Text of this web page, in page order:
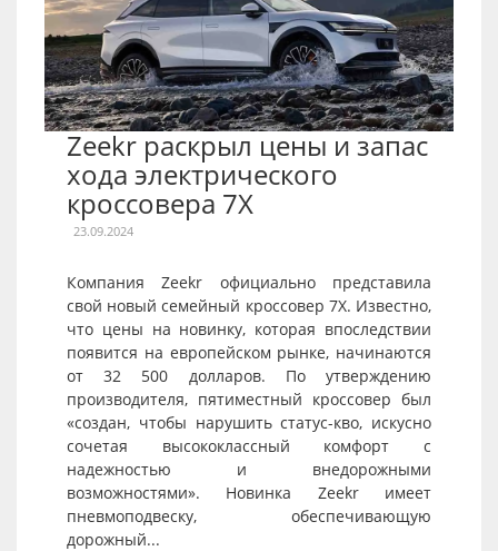
Zeekr раскрыл цены и запас
хода электрического
кроссовера 7X
23.09.2024
Компания Zeekr официально представила
свой новый семейный кроссовер 7X. Известно,
что цены на новинку, которая впоследствии
появится на европейском рынке, начинаются
от 32 500 долларов. По утверждению
производителя, пятиместный кроссовер был
«создан, чтобы нарушить статус-кво, искусно
сочетая высококлассный комфорт с
надежностью и внедорожными
возможностями». Новинка Zeekr имеет
пневмоподвеску, обеспечивающую
дорожный...